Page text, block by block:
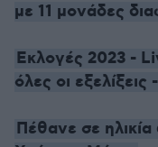
με 11 μονάδες
Εκλογές 2023 -
όλες οι
Πέθανε σε